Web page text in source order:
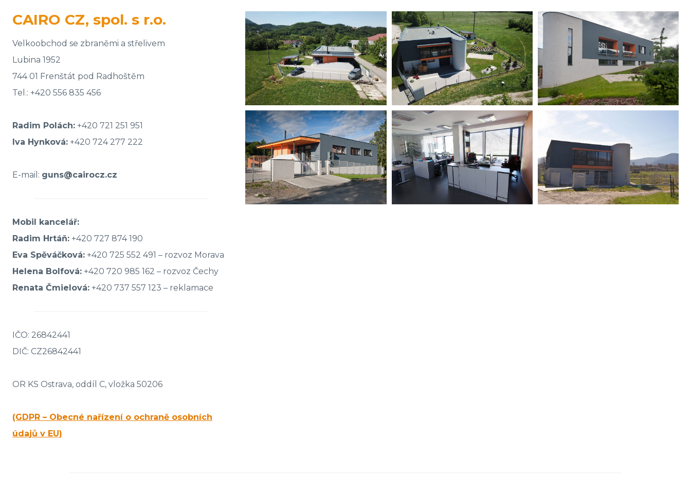
CAIRO CZ, spol. s r.o.
Velkoobchod se zbraněmi a střelivem
Lubina 1952
744 01 Frenštát pod Radhoštěm
Tel.: +420 556 835 456
Radim Polách: +420 721 251 951
Iva Hynková: +420 724 277 222
E-mail: guns@cairocz.cz
Mobil kancelář:
Radim Hrtáň: +420 727 874 190
Eva Spěváčková: +420 725 552 491 – rozvoz Morava
Helena Bolfová: +420 720 985 162 – rozvoz Čechy
Renata Čmielová: +420 737 557 123 – reklamace
IČO: 26842441
DIČ: CZ26842441
OR KS Ostrava, oddíl C, vložka 50206
(GDPR – Obecné nařízení o ochraně osobních
údajů v EU)